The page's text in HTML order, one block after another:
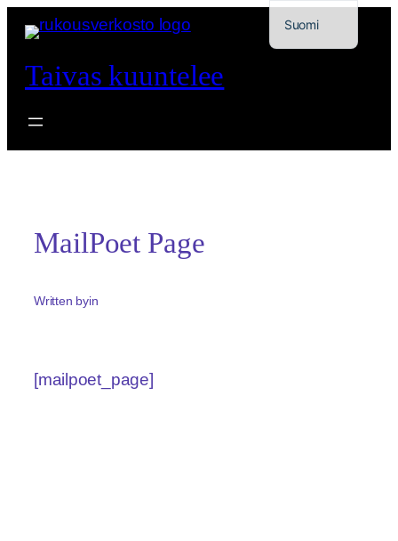
Siirry
sisältöön
Taivas kuuntelee
MailPoet Page
Written byin
[mailpoet_page]
Suomi
Svenska